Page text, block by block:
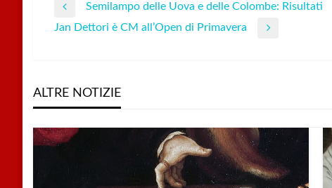
Navigazione
Post
Semilampo delle Uova e delle Colombe: Risultati
Jan Dettori è CM all’Open di Primavera
ALTRE NOTIZIE